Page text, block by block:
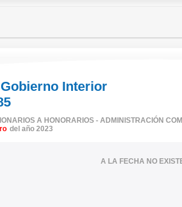
Interior
A HONORARIOS - ADMINISTRACIÓN
del año 2023
A LA FECHA NO